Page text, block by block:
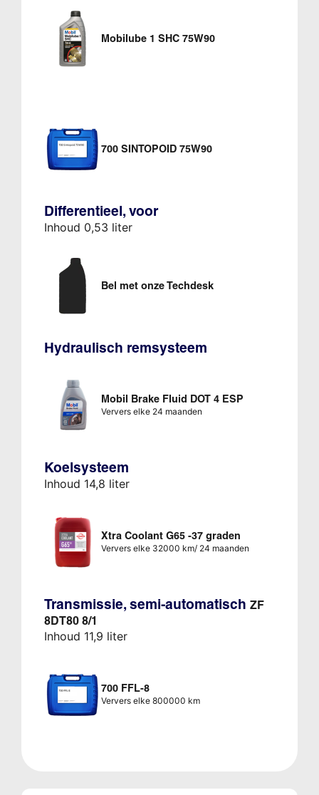
Mobilube 1 SHC 75W90
700 SINTOPOID 75W90
Differentieel, voor
Inhoud 0,53 liter
Bel met onze Techdesk
Hydraulisch remsysteem
Mobil Brake Fluid DOT 4 ESP
Ververs elke 24 maanden
Koelsysteem
Inhoud 14,8 liter
Xtra Coolant G65 -37 graden
Ververs elke 32000 km/ 24 maanden
Transmissie, semi-automatisch ZF
8DT80 8/1
Inhoud 11,9 liter
700 FFL-8
Ververs elke 800000 km